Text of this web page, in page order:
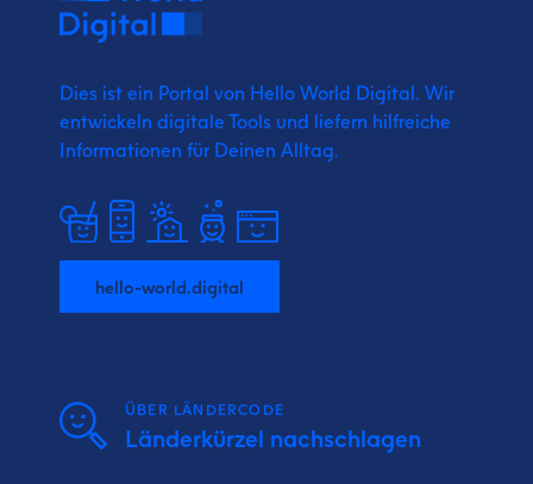
Dies ist ein Portal von Hello World Digital. Wir
entwickeln digitale Tools und liefern hilfreiche
Informationen für Deinen Alltag.
hello-world.digital
ÜBER LÄNDERCODE
Länderkürzel nachschlagen